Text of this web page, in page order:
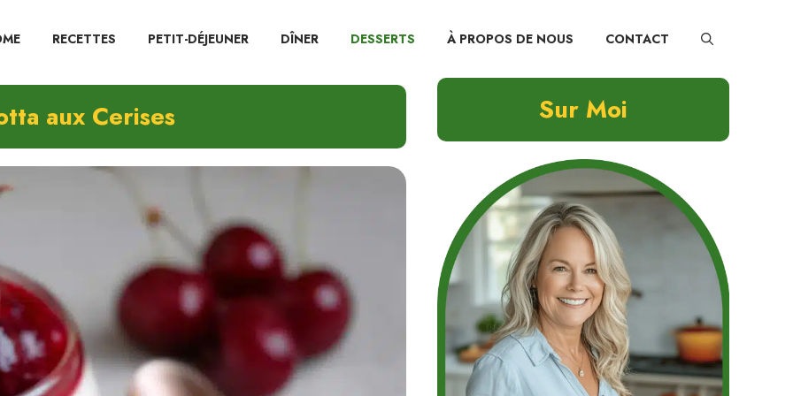
RECETTES PETIT-DÉJEUNER DÎNER DESSERTS À PROPOS DE NOUS CONTACT
aux Cerises Sur Moi